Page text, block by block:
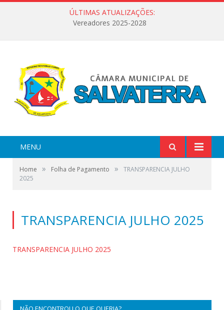
ÚLTIMAS ATUALIZAÇÕES:
Vereadores 2025-2028
MENU
Home » Folha de Pagamento »
TRANSPARENCIA JULHO
2025
TRANSPARENCIA JULHO 2025
TRANSPARENCIA JULHO 2025